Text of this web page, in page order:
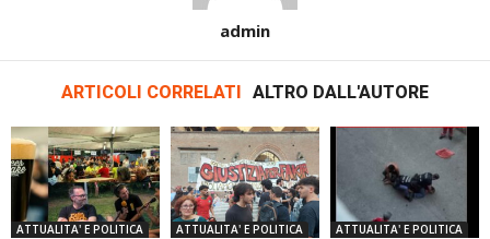
admin
ARTICOLI CORRELATI ALTRO DALL'AUTORE
ATTUALITA' E POLITICA ATTUALITA' E POLITICA ATTUALITA' E POLITICA